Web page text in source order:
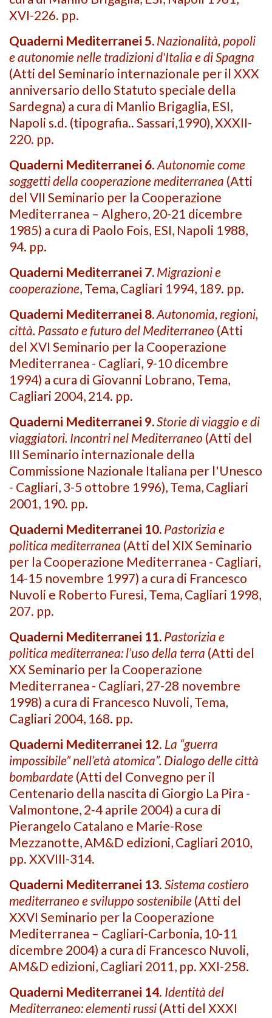
XVI-226. pp.
Quaderni Mediterranei 5. Nazionalità, popoli
e autonomie nelle tradizioni d'Italia e di Spagna
(Atti del Seminario internazionale per il XXX
anniversario dello Statuto speciale della
Sardegna) a cura di Manlio Brigaglia, ESI,
Napoli s.d. (tipografia.. Sassari,1990), XXXII-
220. pp.
Quaderni Mediterranei 6. Autonomie come
soggetti della cooperazione mediterranea (Atti
del VII Seminario per la Cooperazione
Mediterranea – Alghero, 20-21 dicembre
1985) a cura di Paolo Fois, ESI, Napoli 1988,
94. pp.
Quaderni Mediterranei 7. Migrazioni e
cooperazione, Tema, Cagliari 1994, 189. pp.
Quaderni Mediterranei 8.Autonomia, regioni,
città. Passato e futuro del Mediterraneo (Atti
del XVI Seminario per la Cooperazione
Mediterranea - Cagliari, 9-10 dicembre
1994) a cura di Giovanni Lobrano, Tema,
Cagliari 2004, 214. pp.
Quaderni Mediterranei 9.Storie di viaggio e di
viaggiatori. Incontri nel Mediterraneo (Atti del
III Seminario internazionale della
Commissione Nazionale Italiana per l'Unesco
- Cagliari, 3-5 ottobre 1996), Tema, Cagliari
2001, 190. pp.
Quaderni Mediterranei 10. Pastorizia e
politica mediterranea (Atti del XIX Seminario
per la Cooperazione Mediterranea - Cagliari,
14-15 novembre 1997) a cura di Francesco
Nuvoli e Roberto Furesi, Tema, Cagliari 1998,
207. pp.
Quaderni Mediterranei 11. Pastorizia e
politica mediterranea: l’uso della terra (Atti del
XX Seminario per la Cooperazione
Mediterranea - Cagliari, 27-28 novembre
1998) a cura di Francesco Nuvoli, Tema,
Cagliari 2004, 168. pp.
Quaderni Mediterranei 12. La “guerra
impossibile” nell’età atomica”. Dialogo delle città
bombardate (Atti del Convegno per il
Centenario della nascita di Giorgio La Pira -
Valmontone, 2-4 aprile 2004) a cura di
Pierangelo Catalano e Marie-Rose
Mezzanotte, AM&D edizioni, Cagliari 2010,
pp. XXVIII-314.
Quaderni Mediterranei 13. Sistema costiero
mediterraneo e sviluppo sostenibile (Atti del
XXVI Seminario per la Cooperazione
Mediterranea – Cagliari-Carbonia, 10-11
dicembre 2004) a cura di Francesco Nuvoli,
AM&D edizioni, Cagliari 2011, pp. XXI-258.
Quaderni Mediterranei 14. Identità del
Mediterraneo: elementi russi (Atti del XXXI